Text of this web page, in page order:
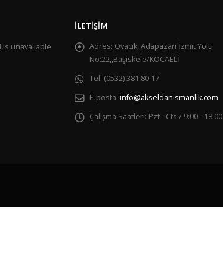
unavailable
İLETIŞIM
Adres: Ovacık, Adapazarı İzmit Yolu
No:22,,Başiskele/KOCAELİ
Tel: (0532) 381 80 17
E-posta: info@akseldanismanlik.com
Çalışma Saatleri: Pzt - Cts / 9:00 - 18:00